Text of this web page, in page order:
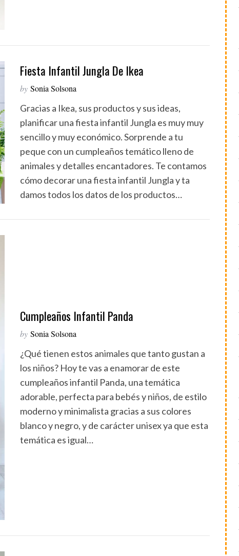
Fiesta Infantil Jungla De Ikea
by Sonia Solsona
Gracias a Ikea, sus productos y sus ideas,
planificar una fiesta infantil Jungla es muy muy
sencillo y muy económico. Sorprende a tu
peque con un cumpleaños temático lleno de
animales y detalles encantadores. Te contamos
cómo decorar una fiesta infantil Jungla y ta
damos todos los datos de los productos…
Cumpleaños Infantil Panda
by Sonia Solsona
¿Qué tienen estos animales que tanto gustan a
los niños? Hoy te vas a enamorar de este
cumpleaños infantil Panda, una temática
adorable, perfecta para bebés y niños, de estilo
moderno y minimalista gracias a sus colores
blanco y negro, y de carácter unisex ya que esta
temática es igual…